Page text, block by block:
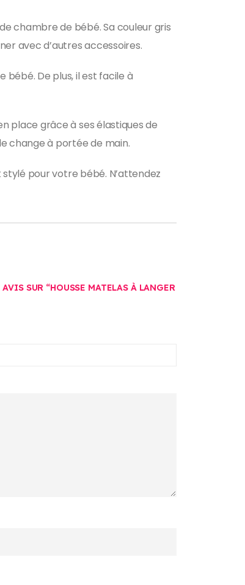
chambre de bébé. Sa couleur gris
avec d’autres accessoires.
De plus, il est facile à
place grâce à ses élastiques de
change à portée de main.
pour votre bébé. N’attendez
SUR “HOUSSE MATELAS À LANGER